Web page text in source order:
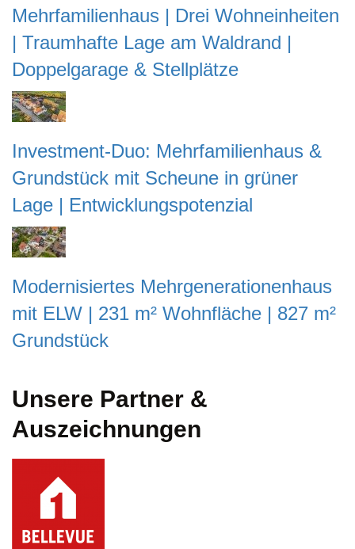
Mehrfamilienhaus | Drei Wohneinheiten
| Traumhafte Lage am Waldrand |
Doppelgarage & Stellplätze
Investment-Duo: Mehrfamilienhaus &
Grundstück mit Scheune in grüner
Lage | Entwicklungspotenzial
Modernisiertes Mehrgenerationenhaus
mit ELW | 231 m² Wohnfläche | 827 m²
Grundstück
Unsere Partner &
Auszeichnungen